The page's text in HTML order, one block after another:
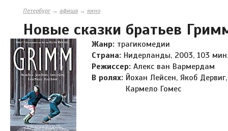
Петербург→ афиша → кино
Новые сказки братьев
Жанр: трагикомедии
Страна: Нидерланды, 2003, 103 мин.
Режиссер: Алекс ван Вармердам
В ролях: Йохан Лейсен, Якоб
Кармело Гомес